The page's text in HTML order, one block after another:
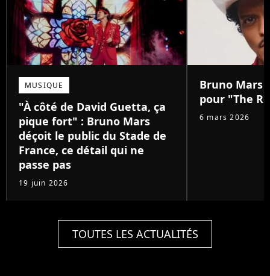
MUSIQUE
"À côté de David Guetta, ça
pique fort" : Bruno Mars
déçoit le public du Stade de
France, ce détail qui ne
passe pas
19 juin 2026
Bruno Mars
pour "The
6 mars 2026
TOUTES LES ACTUALITÉS